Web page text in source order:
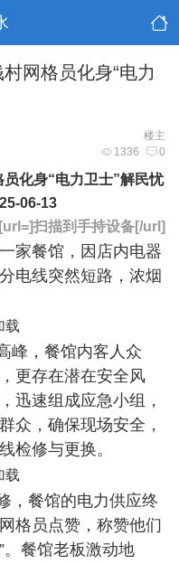
网格员化身“电力
楼主
1336 0
化身“电力卫士”解民忧
06-13
[url=]扫描到手持设备[/url]
家餐馆，因店内电器
电线突然短路，浓烟
载
峰，餐馆内客人众
更存在潜在安全风
迅速组成应急小组，
众，确保现场安全，
检修与更换。
载
，餐馆的电力供应终
格员点赞，称赞他们
。餐馆老板激动地